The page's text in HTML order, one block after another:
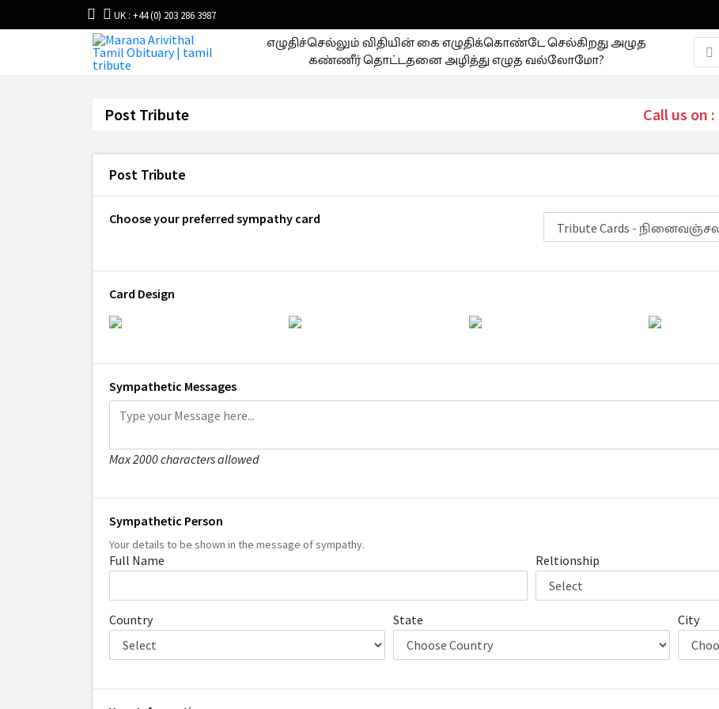
UK : +44 (0) 203 286 3987
எழுதிச்செல்லும் விதியின் கை எழுதிக்கொண்டே செல்கிறது அழுத
கண்ணீர் தொட்டதனை அழித்து எழுத வல்லோமோ?
Post Tribute Call us on :
Post Tribute
Choose your preferred sympathy card
Card Design
Sympathetic Messages
Max 2000 characters allowed
Sympathetic Person
Your details to be shown in the message of sympathy.
Full Name Reltionship
Country State City